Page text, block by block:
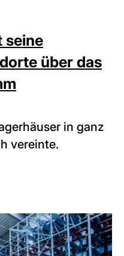
seine
über das
in ganz
vereinte.